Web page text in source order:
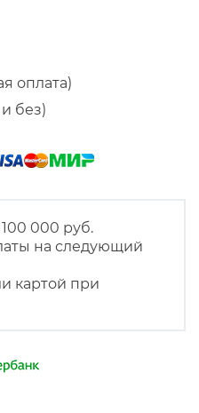
оплата)
без)
000 руб.
на следующий
картой при